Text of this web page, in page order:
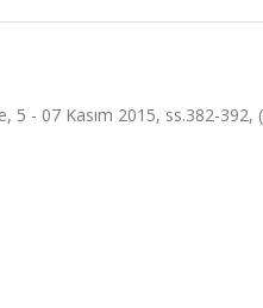
5 - 07 Kasım 2015, ss.382-